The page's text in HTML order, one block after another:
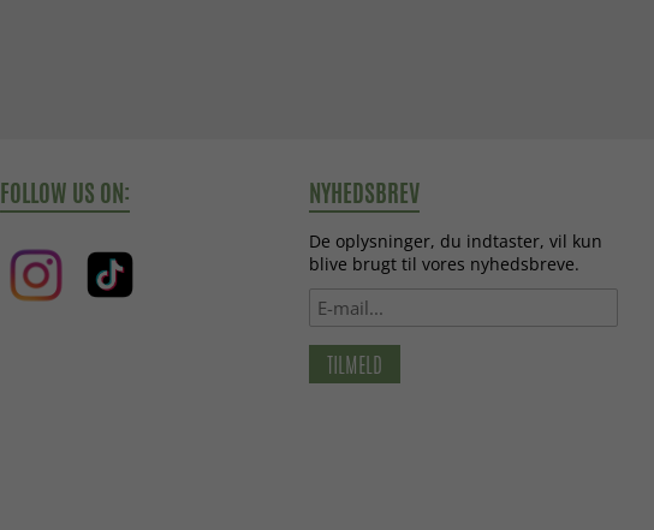
FOLLOW US ON: NYHEDSBREV
De oplysninger, du indtaster, vil kun
blive brugt til vores nyhedsbreve.
TILMELD